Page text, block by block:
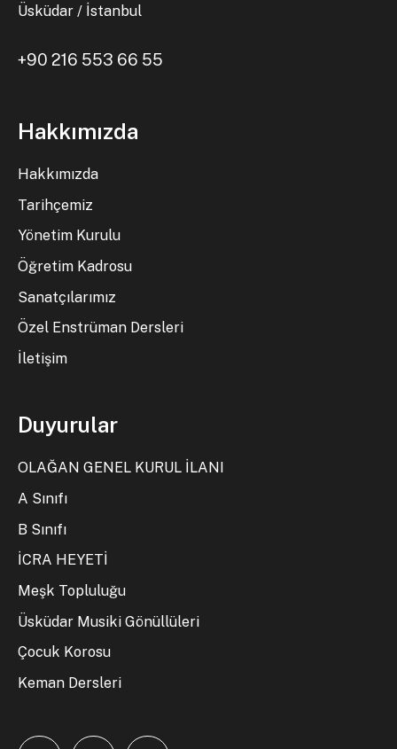
Üsküdar / İstanbul
+90 216 553 66 55
Hakkımızda
Hakkımızda
Tarihçemiz
Yönetim Kurulu
Öğretim Kadrosu
Sanatçılarımız
Özel Enstrüman Dersleri
İletişim
Duyurular
OLAĞAN GENEL KURUL İLANI
A Sınıfı
B Sınıfı
İCRA HEYETİ
Meşk Topluluğu
Üsküdar Musiki Gönüllüleri
Çocuk Korosu
Keman Dersleri